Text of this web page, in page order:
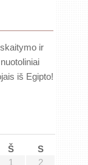
ir
iš Egipto!
Š
S
1
2